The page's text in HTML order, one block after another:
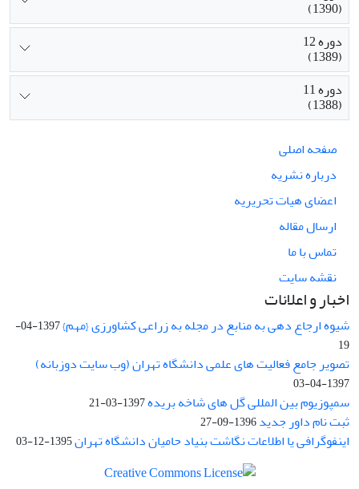
(1390)
دوره 12
(1389)
دوره 11
(1388)
صفحه اصلی
درباره نشریه
اعضای هیات تحریریه
ارسال مقاله
تماس با ما
نقشه سایت
اخبار و اعلانات
شیوه ارجاع دهی به منابع در مجله به زراعی کشاورزی {مهم}
1397-04-
19
تصویر جامع فعالیت های علمی دانشگاه تهران (وب سایت دوزبانه)
1397-04-03
سمپوزیوم بین المللی گل های شاخه بریده1397-03-21
ثبت نام داور جدید1396-09-27
اینفوگرافی یا اطلاعات نگاشت بنیاد حامیان دانشگاه تهران1395-12-03